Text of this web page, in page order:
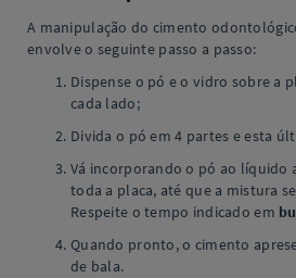
A manipulação do cimento
envolve o seguinte passo a passo:
Dispense o pó e o vidro sobre a
cada lado;
Divida o pó em 4 partes e esta
Vá incorporando o pó ao líquido
toda a placa, até que a mistura
Respeite o tempo indicado em
Quando pronto, o cimento
de bala.